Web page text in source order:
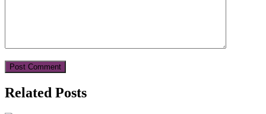
Related Posts